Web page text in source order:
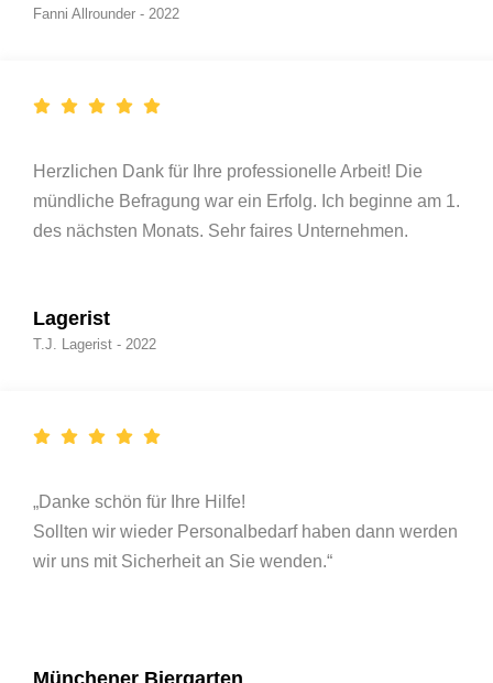
Fanni Allrounder - 2022
Herzlichen Dank für Ihre professionelle Arbeit! Die
mündliche Befragung war ein Erfolg. Ich beginne am 1.
des nächsten Monats. Sehr faires Unternehmen.
Lagerist
T.J. Lagerist - 2022
„Danke schön für Ihre Hilfe!
Sollten wir wieder Personalbedarf haben dann werden
wir uns mit Sicherheit an Sie wenden.“
Münchener Biergarten